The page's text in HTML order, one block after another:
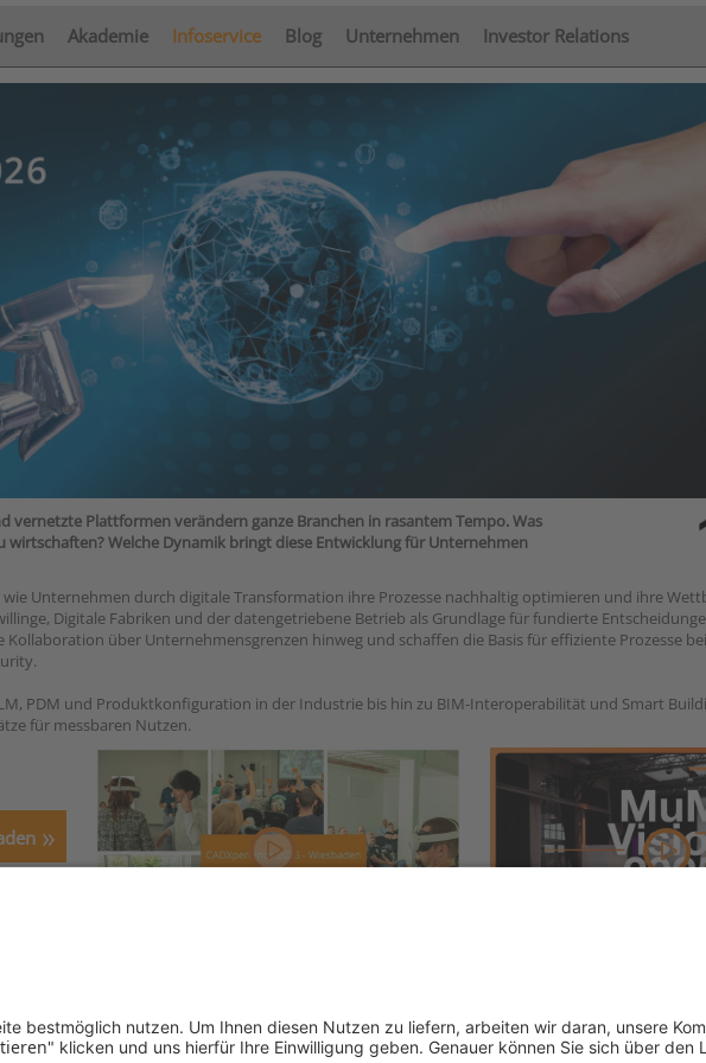
Akademie Infoservice Blog Unternehmen Investor Relations
vernetzte Plattformen verändern ganze Branchen in rasantem Tempo. Was
Welche Dynamik bringt diese Entwicklung für Unternehmen
Unternehmen durch digitale Transformation ihre Prozesse nachhaltig optimieren und ihre
Digitale Fabriken und der datengetriebene Betrieb als Grundlage für fundierte
Kollaboration über Unternehmensgrenzen hinweg und schaffen die Basis für effiziente Prozesse
PDM und Produktkonfiguration in der Industrie bis hin zu BIM-Interoperabilität und Smart
für messbaren Nutzen.